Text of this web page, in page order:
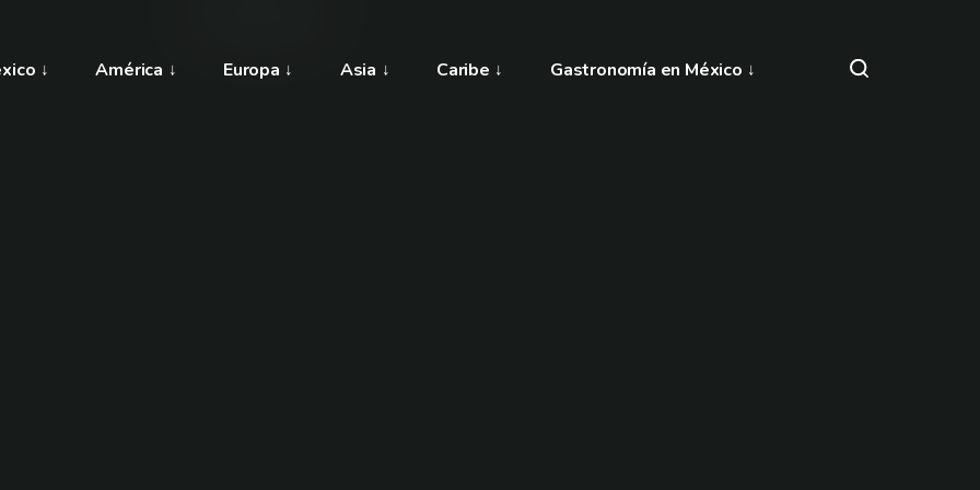
América Europa Asia Caribe Gastronomía en México